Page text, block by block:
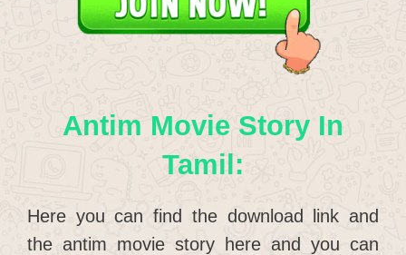
Antim Movie Story In
Tamil:
Here you can find the download link and
the antim movie story here and you can